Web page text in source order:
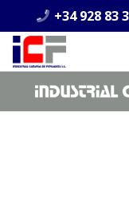
+34 928 83